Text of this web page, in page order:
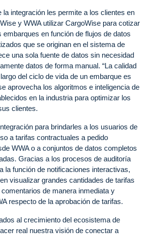
la integración les permite a los clientes en
y WWA utilizar CargoWise para cotizar
en función de flujos de datos
que se originan en el sistema de
una sola fuente de datos sin necesidad
datos de forma manual. “La calidad
del ciclo de vida de un embarque es
aprovecha los algoritmos e inteligencia de
en la industria para optimizar los
clientes.
para brindarles a los usuarios de
a tarifas contractuales a pedido
WWA o a conjuntos de datos completos
Gracias a los procesos de auditoría
la función de notificaciones interactivas,
visualizar grandes cantidades de tarifas
de manera inmediata y
respecto de la aprobación de tarifas.
al crecimiento del ecosistema de
real nuestra visión de conectar a